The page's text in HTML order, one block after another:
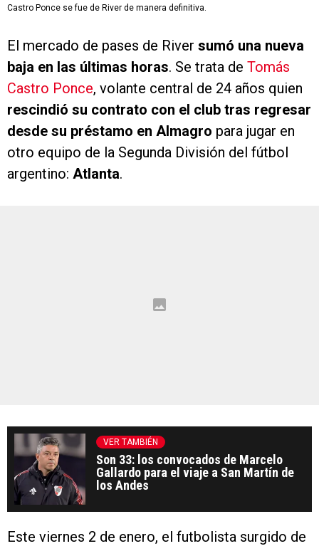
Castro Ponce se fue de River de manera definitiva.
El mercado de pases de River sumó una nueva
baja en las últimas horas. Se trata de Tomás
Castro Ponce, volante central de 24 años quien
rescindió su contrato con el club tras regresar
desde su préstamo en Almagro para jugar en
otro equipo de la Segunda División del fútbol
argentino: Atlanta.
VER TAMBIÉN
Son 33: los convocados de Marcelo
Gallardo para el viaje a San Martín de
los Andes
Este viernes 2 de enero, el futbolista surgido de